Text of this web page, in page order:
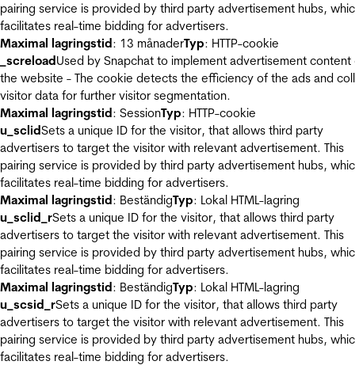
pairing service is provided by third party advertisement hubs,
facilitates real-time bidding for advertisers.
Maximal lagringstid: 13 månaderTyp: HTTP-cookie
_screloadUsed by Snapchat to implement advertisement content
the website - The cookie detects the efficiency of the ads and
visitor data for further visitor segmentation.
Maximal lagringstid: SessionTyp: HTTP-cookie
u_sclidSets a unique ID for the visitor, that allows third party
advertisers to target the visitor with relevant advertisement. This
pairing service is provided by third party advertisement hubs,
facilitates real-time bidding for advertisers.
Maximal lagringstid: BeständigTyp: Lokal HTML-lagring
u_sclid_rSets a unique ID for the visitor, that allows third party
advertisers to target the visitor with relevant advertisement. This
pairing service is provided by third party advertisement hubs,
facilitates real-time bidding for advertisers.
Maximal lagringstid: BeständigTyp: Lokal HTML-lagring
u_scsid_rSets a unique ID for the visitor, that allows third party
advertisers to target the visitor with relevant advertisement. This
pairing service is provided by third party advertisement hubs,
facilitates real-time bidding for advertisers.